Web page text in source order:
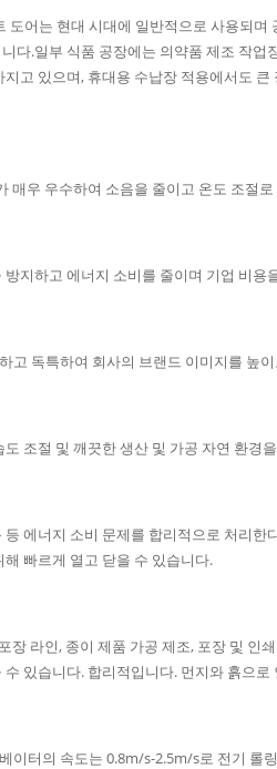
도어는 현대 시대에 일반적으로 사용되
다.일부 식품 공장에는 의약품 제조 작
고 있으며, 휴대용 수납장 적용에서도
매우 우수하여 소음을 줄이고 온도 조절
지하고 에너지 소비를 줄이며 기업 비
고 독특하여 회사의 브랜드 이미지를 높
조절 및 깨끗한 생산 및 가공 자연 환경
에너지 소비 문제를 합리적으로 처리
빠르게 열고 닫을 수 있습니다.
장 라인, 종이 제품 가공 제조, 포장 및
있습니다. 합리적입니다. 먼지와 흙으
이터의 속도는 0.8m/s-2.5m/s로 전기 롤